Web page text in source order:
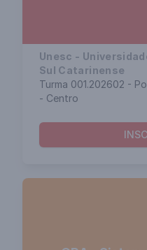
Unesc -
Sul Catarinense
Turma 001.202602 -
- Centro